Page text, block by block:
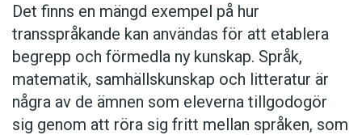
Det finns en mängd exempel på hur
transspråkande kan användas för att etablera
begrepp och förmedla ny kunskap. Språk,
matematik, samhällskunskap och litteratur är
några av de ämnen som eleverna tillgodogör
sig genom att röra sig fritt mellan språken, som